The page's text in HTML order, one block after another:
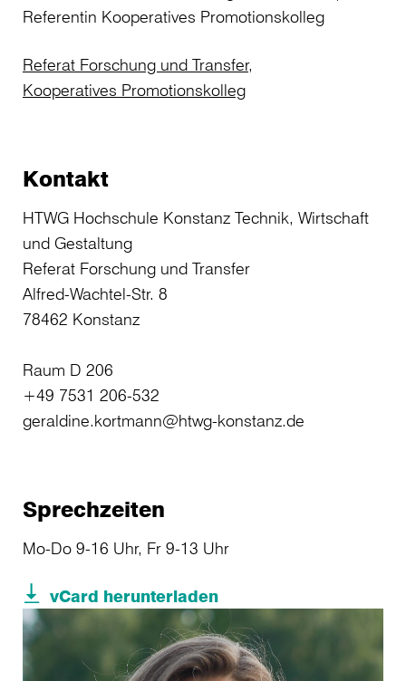
Referentin Kooperatives Promotionskolleg
Referat Forschung und Transfer,
Kooperatives Promotionskolleg
Kontakt
HTWG Hochschule Konstanz Technik, Wirtschaft
und Gestaltung
Referat Forschung und Transfer
Alfred-Wachtel-Str. 8
78462 Konstanz
Raum D 206
+49 7531 206-532
geraldine.kortmann@htwg-konstanz.de
Sprechzeiten
Mo-Do 9-16 Uhr, Fr 9-13 Uhr
vCard herunterladen